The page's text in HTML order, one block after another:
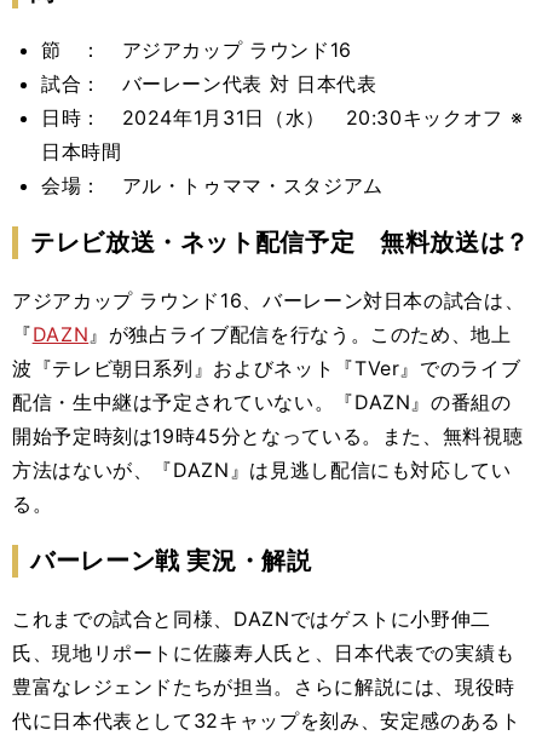
節 ： アジアカップ ラウンド16
試合： バーレーン代表 対 日本代表
日時： 2024年1月31日（水） 20:30キックオフ ※
日本時間
会場： アル・トゥママ・スタジアム
テレビ放送・ネット配信予定 無料放送は？
アジアカップ ラウンド16、バーレーン対日本の試合は、
『DAZN』 が独占ライブ配信を行なう。このため、地上
波『テレビ朝日系列』およびネット『TVer』でのライブ
配信・生中継は予定されていない。
『DAZN』の番組の
開始予定時刻は19時45分となっている。
また、無料視聴
方法はないが、『DAZN』は見逃し配信にも対応してい
る。
バーレーン戦 実況・解説
これまでの試合と同様、DAZNではゲストに小野伸二
氏、現地リポートに佐藤寿人氏と、日本代表での実績も
豊富なレジェンドたちが担当。さらに解説には、現役時
代に日本代表として32キャップを刻み、安定感のあるト